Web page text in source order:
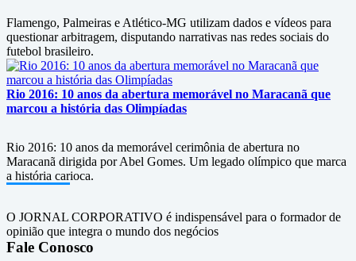
Flamengo, Palmeiras e Atlético-MG utilizam dados e vídeos para
questionar arbitragem, disputando narrativas nas redes sociais do
futebol brasileiro.
Rio 2016: 10 anos da abertura memorável no Maracanã que
marcou a história das Olimpíadas
Rio 2016: 10 anos da memorável cerimônia de abertura no
Maracanã dirigida por Abel Gomes. Um legado olímpico que marca
a história carioca.
O JORNAL CORPORATIVO é indispensável para o formador de
opinião que integra o mundo dos negócios
Fale Conosco